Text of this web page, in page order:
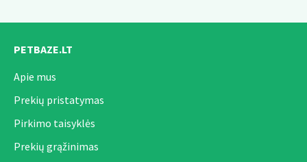
PETBAZE.LT
Apie mus
Prekių pristatymas
Pirkimo taisyklės
Prekių grąžinimas